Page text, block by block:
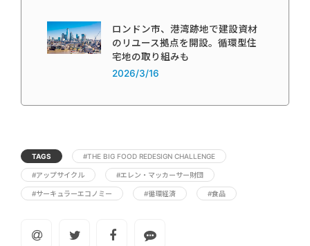
ロンドン市、港湾跡地で建設資材
のリユース拠点を開設。循環型住
宅地の取り組みも
2026/3/16
TAGS #THE BIG FOOD REDESIGN CHALLENGE
#アップサイクル #エレン・マッカーサー財団
#サーキュラーエコノミー #循環経済 #食品